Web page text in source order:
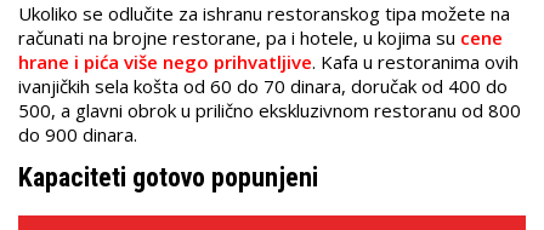
Ukoliko se odlučite za ishranu restoranskog tipa možete na
računati na brojne restorane, pa i hotele, u kojima su cene
hrane i pića više nego prihvatljive. Kafa u restoranima ovih
ivanjičkih sela košta od 60 do 70 dinara, doručak od 400 do
500, a glavni obrok u prilično ekskluzivnom restoranu od 800
do 900 dinara.
Kapaciteti gotovo popunjeni